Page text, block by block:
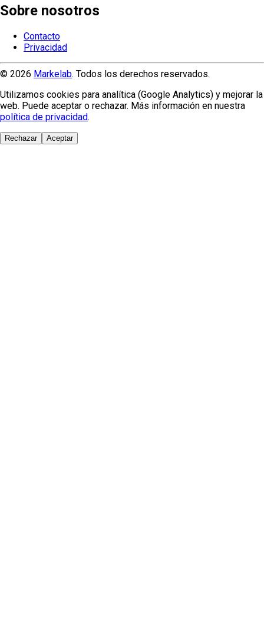
Sobre nosotros
Contacto
Privacidad
© 2026 Markelab. Todos los derechos reservados.
Utilizamos cookies para analítica (Google Analytics) y mejorar la
web. Puede aceptar o rechazar. Más información en nuestra
política de privacidad.
Rechazar Aceptar